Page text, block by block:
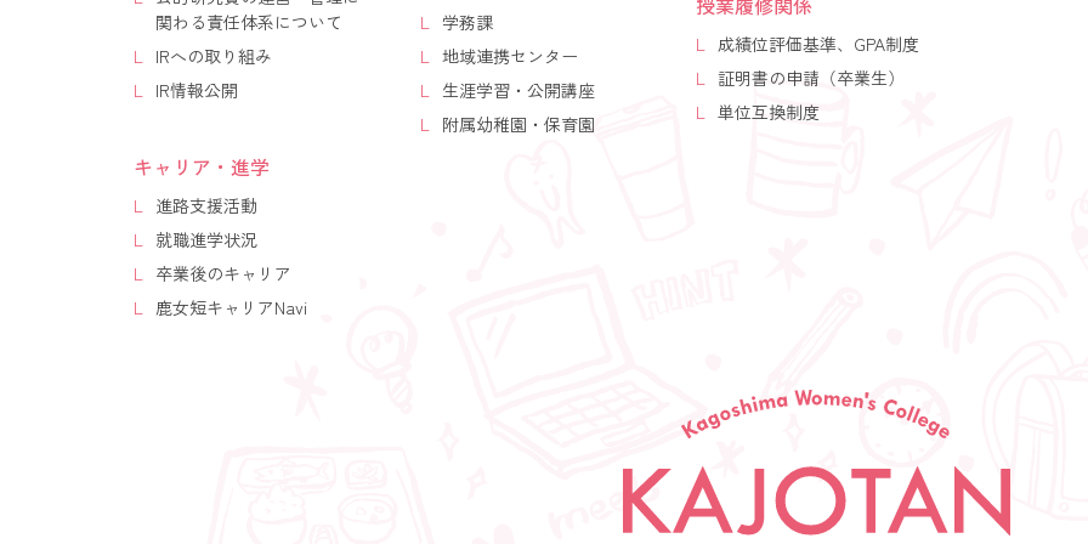
関わる責任体系について
IRへの取り組み
IR情報公開
キャリア・進学
進路支援活動
就職進学状況
卒業後のキャリア
鹿女短キャリアNavi
学務課
地域連携センター
生涯学習・公開講座
附属幼稚園・保育園
成績位評価基準、GPA制度
証明書の申請（卒業生）
単位互換制度